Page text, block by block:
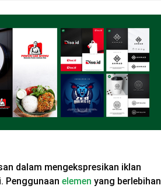
dalam mengekspresikan iklan
Penggunaan elemen yang berlebihan